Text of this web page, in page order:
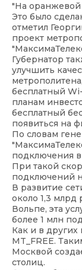
"На оранжевой
Это было
отметил
проект
Губернатор
улучшить
бесплатный
планам
бесплатный
появиться на
По словам
подключения в
При такой
подключений
В развитие
около 1,3 млрд
Вольпе, эта
более 1 млн
Как и в других
MT_FREE.
Москвой
столиц.